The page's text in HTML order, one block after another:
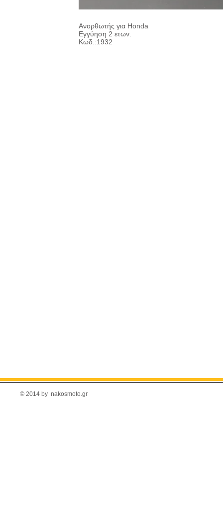
Ανορθωτής για Honda
Εγγύηση 2 ετων.
Κωδ.:1932
© 2014 by nakosmoto.gr